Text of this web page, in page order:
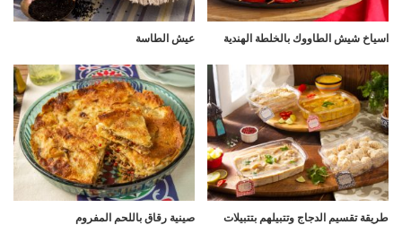
اسياخ شيش الطاووك بالخلطة الهندية عيش الطاسة
طريقة تقسيم الدجاج وتتبيلهم بتتبيلات
صينية رقاق باللحم المفروم